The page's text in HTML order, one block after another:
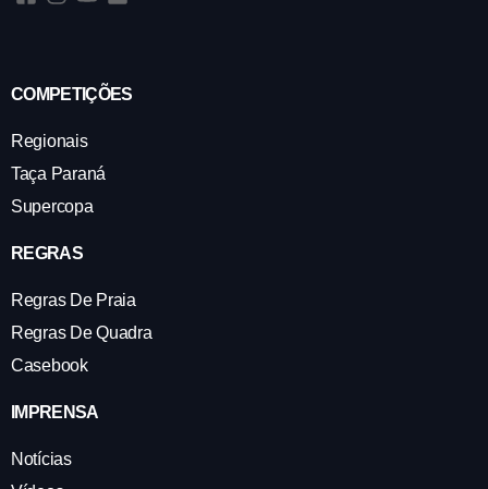
COMPETIÇÕES
Regionais
Taça Paraná
Supercopa
REGRAS
Regras De Praia
Regras De Quadra
Casebook
IMPRENSA
Notícias